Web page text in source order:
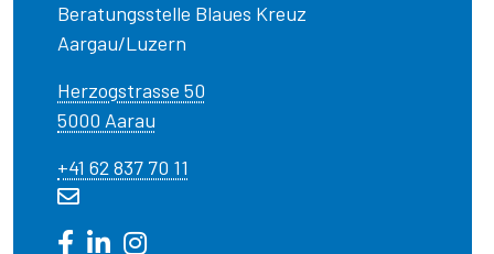
Beratungsstelle Blaues Kreuz
Aargau/Luzern
Herzogstrasse 50
5000 Aarau
+41 62 837 70 11